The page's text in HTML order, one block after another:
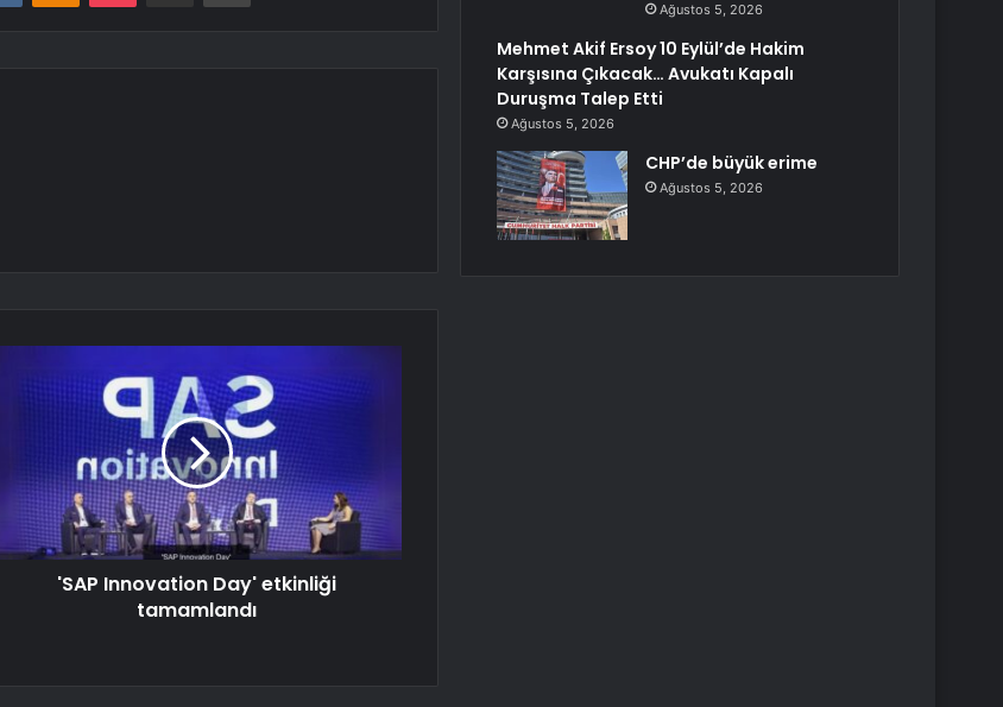
'SAP Innovation Day' etkinliği
tamamlandı
Ağustos 5, 2026
Mehmet Akif Ersoy 10 Eylül’de Hakim
Karşısına Çıkacak… Avukatı Kapalı
Duruşma Talep Etti
Ağustos 5, 2026
CHP’de büyük erime
Ağustos 5, 2026